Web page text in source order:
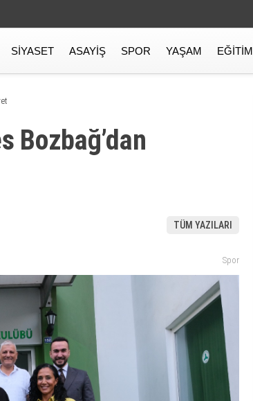
SIYASET ASAYIŞ SPOR YAŞAM EĞITIM
Bozbağ’dan
TÜM YAZILARI
Spor